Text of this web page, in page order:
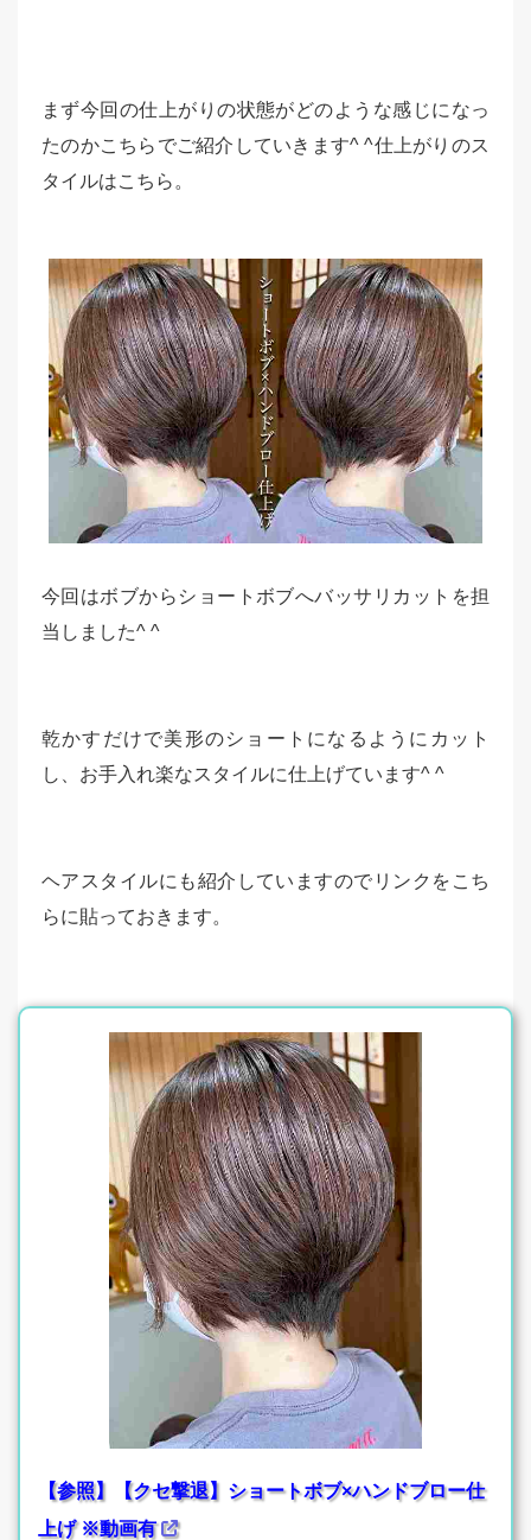
まず今回の仕上がりの状態がどのような感じになっ
たのかこちらでご紹介していきます^ ^仕上がりのス
タイルはこちら。
今回はボブからショートボブへバッサリカットを担
当しました^ ^
乾かすだけで美形のショートになるようにカット
し、お手入れ楽なスタイルに仕上げています^ ^
ヘアスタイルにも紹介していますのでリンクをこち
らに貼っておきます。
【参照】【クセ撃退】ショートボブ×ハンドブロー仕
上げ ※動画有